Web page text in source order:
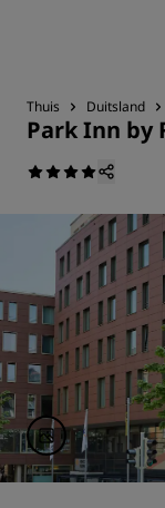
Thuis Duitsland
Park Inn by